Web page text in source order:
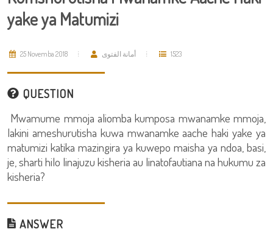
yake ya Matumizi
25 Novemba 2018 أمانة الفتوى 1523
QUESTION
Mwamume mmoja aliomba kumposa mwanamke mmoja,
lakini ameshurutisha kuwa mwanamke aache haki yake ya
matumizi katika mazingira ya kuwepo maisha ya ndoa, basi,
je, sharti hilo linajuzu kisheria au linatofautiana na hukumu za
kisheria?
ANSWER